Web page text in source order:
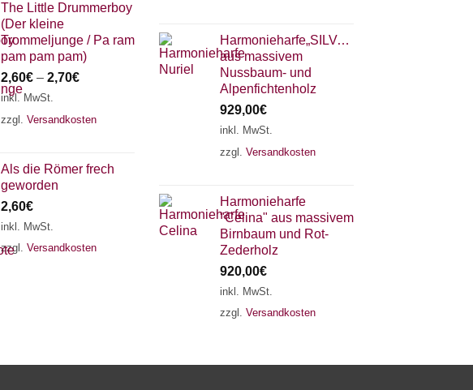
The Little Drummerboy
(Der kleine
Trommeljunge / Pa ram
pam pam pam)
2,60€ – 2,70€
inkl. MwSt.
zzgl. Versandkosten
Als die Römer frech
geworden
2,60€
inkl. MwSt.
zzgl. Versandkosten
Harmonieharfe„SILVANA"
aus massivem
Nussbaum- und
Alpenfichtenholz
929,00€
inkl. MwSt.
zzgl. Versandkosten
Harmonieharfe
"Celina" aus massivem
Birnbaum und Rot-
Zederholz
920,00€
inkl. MwSt.
zzgl. Versandkosten
18 SAITEN 21 SAITEN 25 SAITEN
AKKORDZITHER